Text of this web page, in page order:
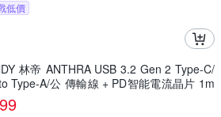
低價
林帝 ANTHRA USB 3.2 Gen 2 Type-C/
Type-A/公 傳輸線 + PD智能電流晶片 1m